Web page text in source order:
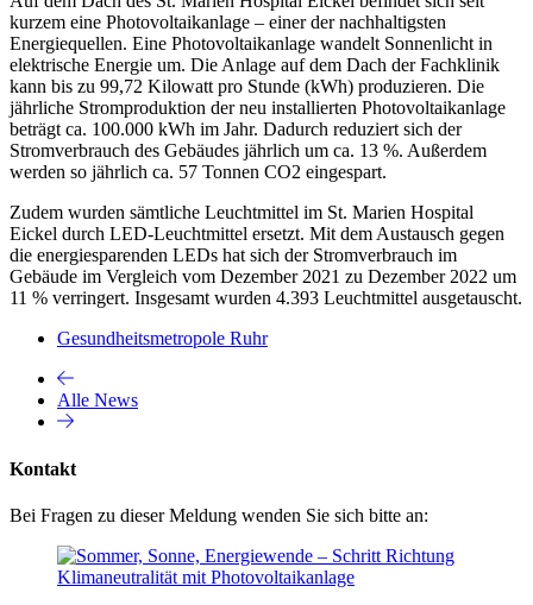
kurzem eine Photovoltaikanlage – einer der nachhaltigsten
Energiequellen. Eine Photovoltaikanlage wandelt Sonnenlicht in
elektrische Energie um. Die Anlage auf dem Dach der Fachklinik
kann bis zu 99,72 Kilowatt pro Stunde (kWh) produzieren. Die
jährliche Stromproduktion der neu installierten Photovoltaikanlage
beträgt ca. 100.000 kWh im Jahr. Dadurch reduziert sich der
Stromverbrauch des Gebäudes jährlich um ca. 13 %. Außerdem
werden so jährlich ca. 57 Tonnen CO2 eingespart.
Zudem wurden sämtliche Leuchtmittel im St. Marien Hospital
Eickel durch LED-Leuchtmittel ersetzt. Mit dem Austausch gegen
die energiesparenden LEDs hat sich der Stromverbrauch im
Gebäude im Vergleich vom Dezember 2021 zu Dezember 2022 um
11 % verringert. Insgesamt wurden 4.393 Leuchtmittel ausgetauscht.
Gesundheitsmetropole Ruhr
Alle News
Kontakt
Bei Fragen zu dieser Meldung wenden Sie sich bitte an: